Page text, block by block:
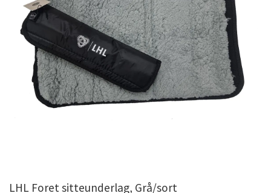
LHL Foret sitteunderlag, Grå/sort